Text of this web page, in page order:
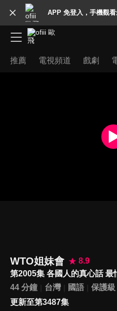
APP 免登入，手機觀
推薦 電視頻道 戲劇
WTO姐妹會
8.9
第2005集 各國人的真心話
44 分鐘
台灣 國語
保護級
更新至第3487集